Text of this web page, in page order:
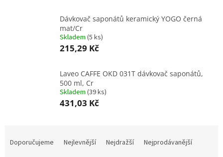
Dávkovač saponátů keramický YOGO černá
mat/Cr
Skladem (5 ks)
215,29 Kč
Laveo CAFFE OKD 031T dávkovač saponátů,
500 ml, Cr
Skladem (39 ks)
431,03 Kč
Doporučujeme Nejlevnější Nejdražší
Nejprodávanější